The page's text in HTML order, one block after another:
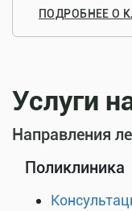
ПОДРОБНЕЕ О
Услуги
Направления
Поликлиника